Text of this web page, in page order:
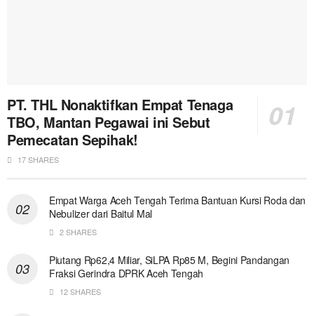
PT. THL Nonaktifkan Empat Tenaga
TBO, Mantan Pegawai ini Sebut
Pemecatan Sepihak!
17 SHARES
Empat Warga Aceh Tengah Terima Bantuan Kursi Roda dan
Nebulizer dari Baitul Mal
2 SHARES
Piutang Rp62,4 Miliar, SiLPA Rp85 M, Begini Pandangan
Fraksi Gerindra DPRK Aceh Tengah
12 SHARES